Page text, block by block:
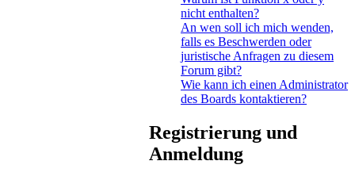
nicht enthalten?
An wen soll ich mich wenden,
falls es Beschwerden oder
juristische Anfragen zu diesem
Forum gibt?
Wie kann ich einen Administrator
des Boards kontaktieren?
Registrierung und
Anmeldung